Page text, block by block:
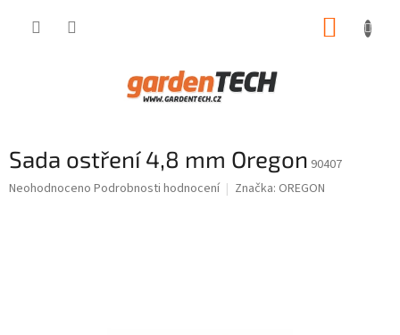
Sada ostření 4,8 mm Oregon 90407
Průměrné
Neohodnoceno Podrobnosti hodnocení Značka: OREGON